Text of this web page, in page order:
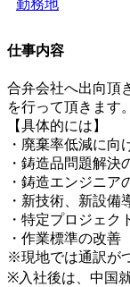
勤務地
仕事内容
合弁会社へ出向頂
を行って頂きます。
【具体的には】
・廃棄率低減に向
・鋳造品問題解
・鋳造エンジニア
・新技術、新設備
・特定プロジェ
・作業標準の改
※現地では通訳が
※入社後は、中国